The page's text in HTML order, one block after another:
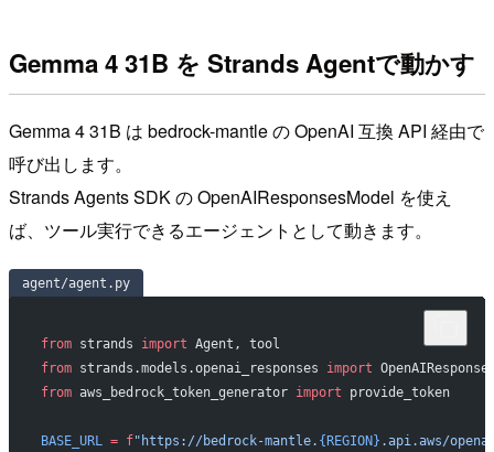
Gemma 4 31B を Strands Agentで動かす
Gemma 4 31B は bedrock-mantle の OpenAI 互換 API 経由で
呼び出します。
Strands Agents SDK の OpenAIResponsesModel を使え
ば、ツール実行できるエージェントとして動きます。
agent/agent.py
from strands import Agent, tool
from strands.models.openai_responses import
from aws_bedrock_token_generator import provide_token
BASE_URL = f"https://bedrock-mantle. {REGION} .api.aws/